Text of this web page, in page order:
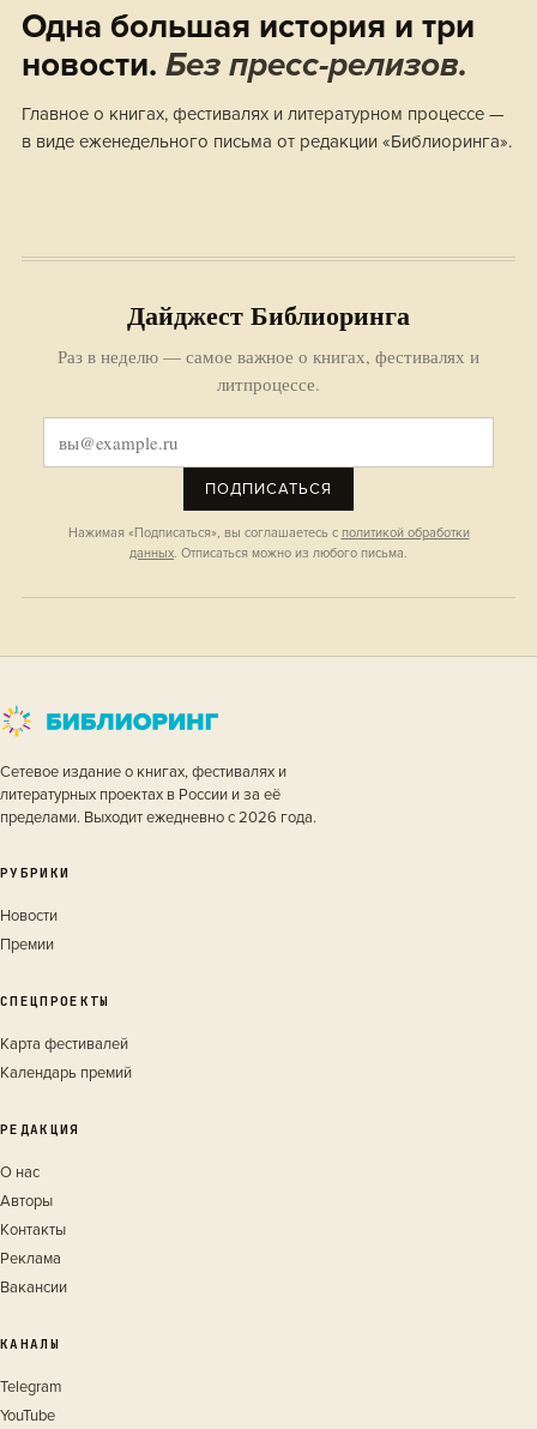
Одна большая история и три
новости. Без пресс-релизов.
Главное о книгах, фестивалях и литературном процессе —
в виде еженедельного письма от редакции «Библиоринга».
Дайджест Библиоринга
Раз в неделю — самое важное о книгах, фестивалях и
литпроцессе.
ПОДПИСАТЬСЯ
Нажимая «Подписаться», вы соглашаетесь с политикой обработки
данных. Отписаться можно из любого письма.
Сетевое издание о книгах, фестивалях и
литературных проектах в России и за её
пределами. Выходит ежедневно с 2026 года.
РУБРИКИ
Новости
Премии
СПЕЦПРОЕКТЫ
Карта фестивалей
Календарь премий
РЕДАКЦИЯ
О нас
Авторы
Контакты
Реклама
Вакансии
КАНАЛЫ
Telegram
YouTube